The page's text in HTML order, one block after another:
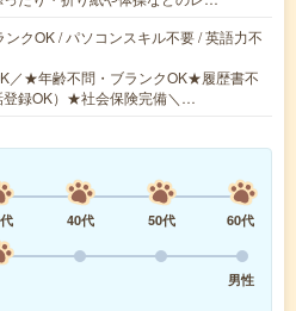
クOK / パソコンスキル不要 / 英語力不
／★年齢不問・ブランクOK★履歴書不
登録OK）★社会保険完備＼…
40代 50代
60代
男性